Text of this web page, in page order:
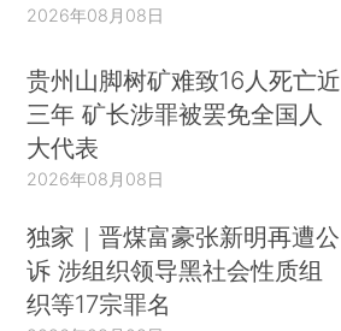
2026年08月08日
贵州山脚树矿难致16人死亡近
三年 矿长涉罪被罢免全国人
大代表
2026年08月08日
独家｜晋煤富豪张新明再遭公
诉 涉组织领导黑社会性质组
织等17宗罪名